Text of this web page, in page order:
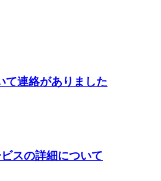
て連絡がありました
スの詳細について